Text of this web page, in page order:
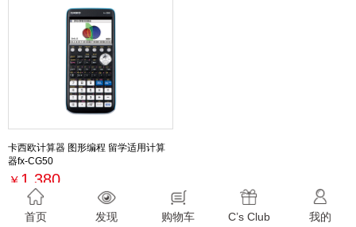
卡西欧计算器 图形编程 留学适用计算
器fx-CG50
￥ 1,380
最新活动
首页 发现 购物车 C’s Club 我的